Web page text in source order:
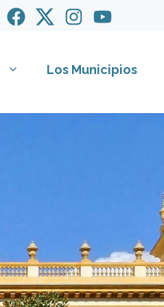
Los Municipios